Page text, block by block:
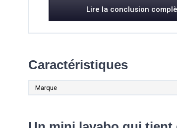
Lire la conclusion
Caractéristiques
Marque